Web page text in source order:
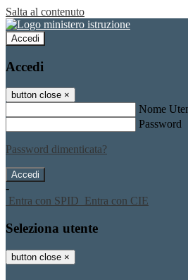
Salta al contenuto
Accedi
Accedi
button close ×
Nome
Password
Password dimenticata?
-
Entra con SPID Entra con CIE
Seleziona utente
button close ×